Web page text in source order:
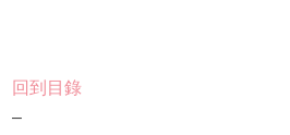
回到目錄
–